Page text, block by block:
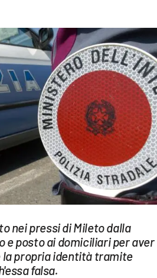
nei pressi di Mileto dalla
e posto ai domiciliari per aver
propria identità tramite
falsa.